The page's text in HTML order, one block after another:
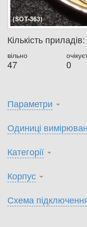
Кількість приладів:
вільно
47 0
Параметри
Одиниці
Категорії
Корпус
Схема